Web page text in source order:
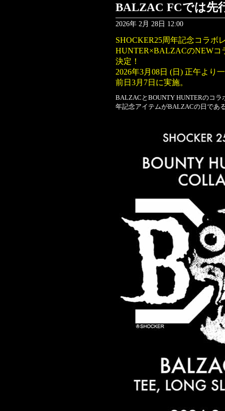
BALZAC FCでは先
2026年 2月 28日 12:00
SHOCKER25周年記念コラボ
HUNTER×BALZACのNEW
決定！
2026年3月08日 (日) 正午より
前日3月7日に実施。
BALZACとBOUNTY HUNTERのコ
年記念アイテムがBALZACの日であ